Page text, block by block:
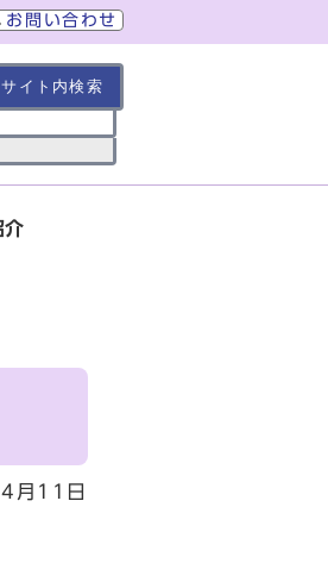
お問い合わせ
介
月11日